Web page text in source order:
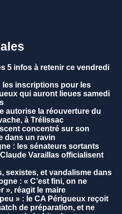
5 infos à retenir ce vendredi
les inscriptions pour les
qui auront lieues samedi
autorise la réouverture du
à Trélissac
concentré sur son
dans un ravin
: les sénateurs sortants
Varaillas officialisent
sexistes, et vandalisme dans
: « C’est fini, on ne
», réagit le maire
» : le CA Périgueux reçoit
de préparation, et ne